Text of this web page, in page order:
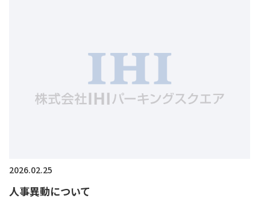
2026.02.25
人事異動について